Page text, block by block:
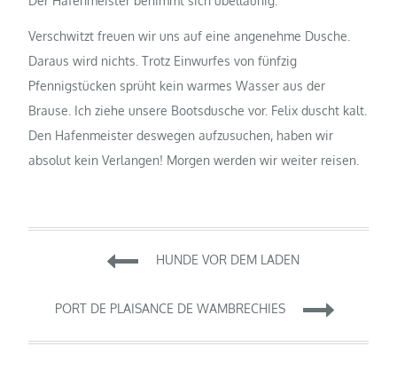
Verschwitzt freuen wir uns auf eine angenehme Dusche.
Daraus wird nichts. Trotz Einwurfes von fünfzig
Pfennigstücken sprüht kein warmes Wasser aus der
Brause. Ich ziehe unsere Bootsdusche vor. Felix duscht kalt.
Den Hafenmeister deswegen aufzusuchen, haben wir
absolut kein Verlangen! Morgen werden wir weiter reisen.
Beitragsnavigation
HUNDE VOR DEM LADEN
PORT DE PLAISANCE DE WAMBRECHIES